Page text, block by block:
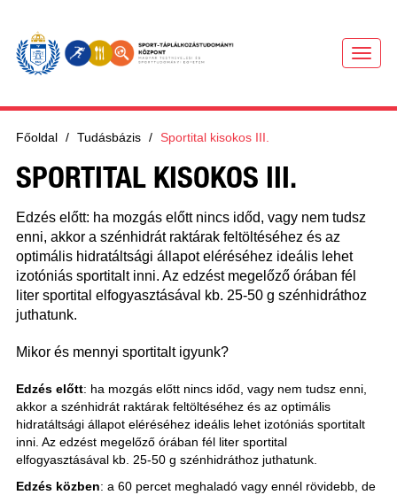
MENU
Főoldal Tudásbázis Sportital kisokos III.
SPORTITAL KISOKOS III.
Edzés előtt: ha mozgás előtt nincs időd, vagy nem tudsz
enni, akkor a szénhidrát raktárak feltöltéséhez és az
optimális hidratáltsági állapot eléréséhez ideális lehet
izotóniás sportitalt inni. Az edzést megelőző órában fél
liter sportital elfogyasztásával kb. 25-50 g szénhidráthoz
juthatunk.
Mikor és mennyi sportitalt igyunk?
Edzés előtt: ha mozgás előtt nincs időd, vagy nem tudsz enni,
akkor a szénhidrát raktárak feltöltéséhez és az optimális
hidratáltsági állapot eléréséhez ideális lehet izotóniás sportitalt
inni. Az edzést megelőző órában fél liter sportital
elfogyasztásával kb. 25-50 g szénhidráthoz juthatunk.
Edzés közben: a 60 percet meghaladó vagy ennél rövidebb, de